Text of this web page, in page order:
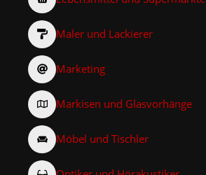
Maler und Lackierer
Marketing
Markisen und Glasvorhänge
Möbel und Tischler